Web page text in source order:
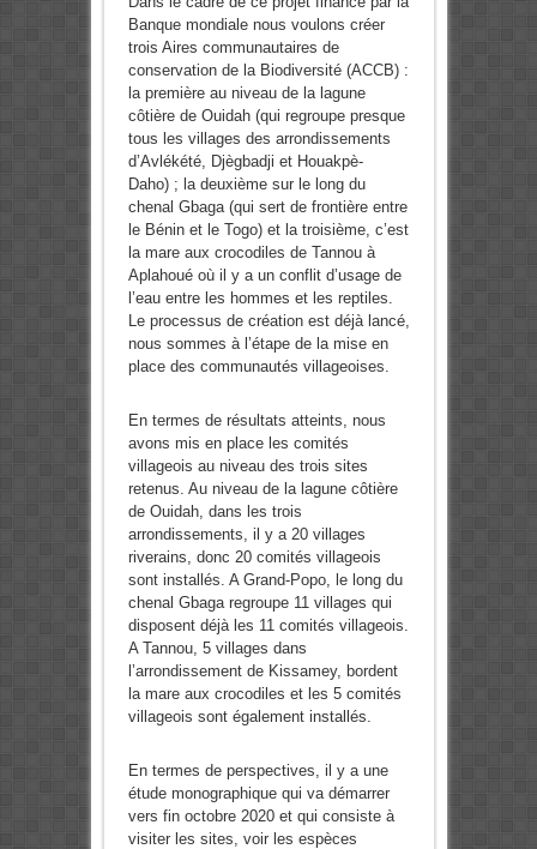
Banque mondiale nous voulons créer
trois Aires communautaires de
conservation de la Biodiversité (ACCB) :
la première au niveau de la lagune
côtière de Ouidah (qui regroupe presque
tous les villages des arrondissements
d’Avlékété, Djègbadji et Houakpè-
Daho) ; la deuxième sur le long du
chenal Gbaga (qui sert de frontière entre
le Bénin et le Togo) et la troisième, c’est
la mare aux crocodiles de Tannou à
Aplahoué où il y a un conflit d’usage de
l’eau entre les hommes et les reptiles.
Le processus de création est déjà lancé,
nous sommes à l’étape de la mise en
place des communautés villageoises.
En termes de résultats atteints, nous
avons mis en place les comités
villageois au niveau des trois sites
retenus. Au niveau de la lagune côtière
de Ouidah, dans les trois
arrondissements, il y a 20 villages
riverains, donc 20 comités villageois
sont installés. A Grand-Popo, le long du
chenal Gbaga regroupe 11 villages qui
disposent déjà les 11 comités villageois.
A Tannou, 5 villages dans
l’arrondissement de Kissamey, bordent
la mare aux crocodiles et les 5 comités
villageois sont également installés.
En termes de perspectives, il y a une
étude monographique qui va démarrer
vers fin octobre 2020 et qui consiste à
visiter les sites, voir les espèces